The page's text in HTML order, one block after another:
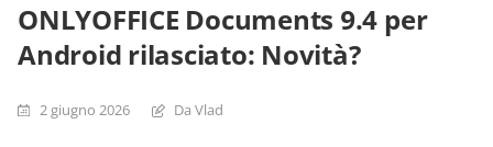
ONLYOFFICE Documents 9.4 per
Android rilasciato: Novità?
2 giugno 2026 Da Vlad